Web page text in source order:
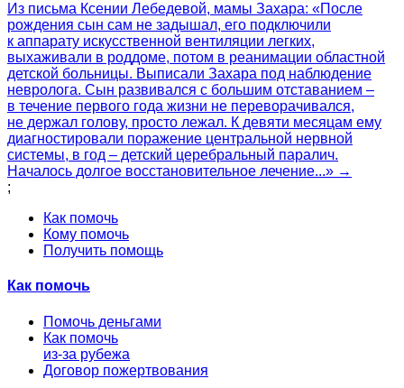
Из письма Ксении Лебедевой, мамы Захара: «После
рождения сын сам не задышал, его подключили
к аппарату искусственной вентиляции легких,
выхаживали в роддоме, потом в реанимации областной
детской больницы. Выписали Захара под наблюдение
невролога. Сын развивался с большим отставанием –
в течение первого года жизни не переворачивался,
не держал голову, просто лежал. К девяти месяцам ему
диагностировали поражение центральной нервной
системы, в год – детский церебральный паралич.
Началось долгое восстановительное лечение...» →
;
Как помочь
Кому помочь
Получить помощь
Как помочь
Помочь деньгами
Как помочь
из-за рубежа
Договор пожертвования